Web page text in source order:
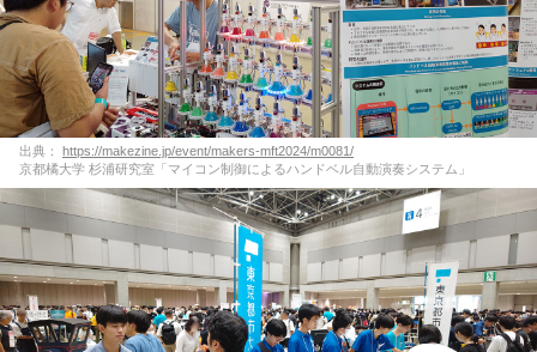
出典：
https://makezine.jp/event/makers-mft2024/m0081/
京都橘大学 杉浦研究室「マイコン制御によるハンドベル自動演奏システム」